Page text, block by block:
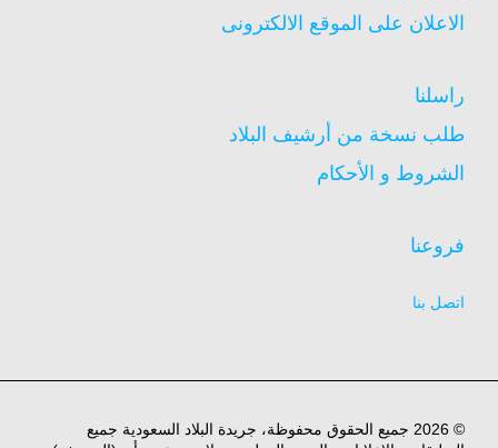
الاعلان على الموقع الالكترونى
راسلنا
طلب نسخة من أرشيف البلاد
الشروط و الأحكام
فروعنا
اتصل بنا
© 2026 جميع الحقوق محفوظة، جريدة البلاد السعودية جميع